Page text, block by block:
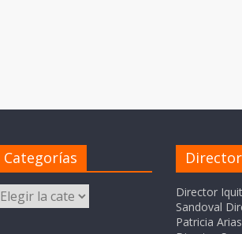
Categorías
Categorías
Director
Sandoval
Patricia